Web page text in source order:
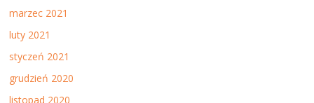
marzec 2021
luty 2021
styczeń 2021
grudzień 2020
listopad 2020